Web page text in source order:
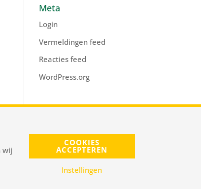
Meta
Login
Vermeldingen feed
Reacties feed
WordPress.org
wij
COOKIES
ACCEPTEREN
Instellingen